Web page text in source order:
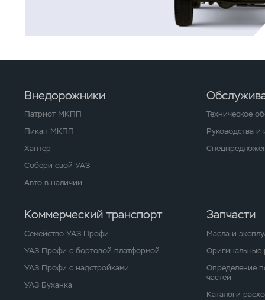
Внедорожники
Патриот МКПП
Пикап МКПП
Хантер
Собери свой УАЗ
Авто в наличии
Техническое
Руководства и
Коммерческий транспорт
Семейство УАЗ Профи
УАЗ Профи с бортовой платформой
УАЗ Профи с надстройками
УАЗ Буханка
Запчасти
Масла и
Оригинальные
Определение
частей
Каталоги